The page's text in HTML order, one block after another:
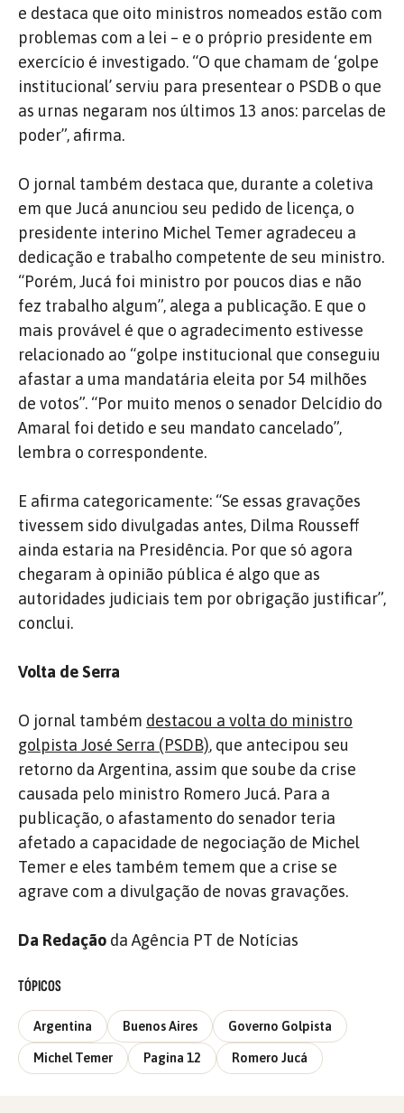
e destaca que oito ministros nomeados estão com
problemas com a lei – e o próprio presidente em
exercício é investigado. “O que chamam de ‘golpe
institucional’ serviu para presentear o PSDB o que
as urnas negaram nos últimos 13 anos: parcelas de
poder”, afirma.
O jornal também destaca que, durante a coletiva
em que Jucá anunciou seu pedido de licença, o
presidente interino Michel Temer agradeceu a
dedicação e trabalho competente de seu ministro.
“Porém, Jucá foi ministro por poucos dias e não
fez trabalho algum”, alega a publicação. E que o
mais provável é que o agradecimento estivesse
relacionado ao “golpe institucional que conseguiu
afastar a uma mandatária eleita por 54 milhões
de votos”. “Por muito menos o senador Delcídio do
Amaral foi detido e seu mandato cancelado”,
lembra o correspondente.
E afirma categoricamente: “Se essas gravações
tivessem sido divulgadas antes, Dilma Rousseff
ainda estaria na Presidência. Por que só agora
chegaram à opinião pública é algo que as
autoridades judiciais tem por obrigação justificar”,
conclui.
Volta de Serra
O jornal também destacou a volta do ministro
golpista José Serra (PSDB), que antecipou seu
retorno da Argentina, assim que soube da crise
causada pelo ministro Romero Jucá. Para a
publicação, o afastamento do senador teria
afetado a capacidade de negociação de Michel
Temer e eles também temem que a crise se
agrave com a divulgação de novas gravações.
Da Redação da Agência PT de Notícias
TÓPICOS
Argentina Buenos Aires Governo Golpista
Michel Temer Pagina 12 Romero Jucá